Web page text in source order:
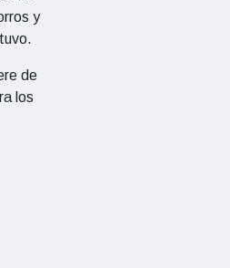
y
de
los